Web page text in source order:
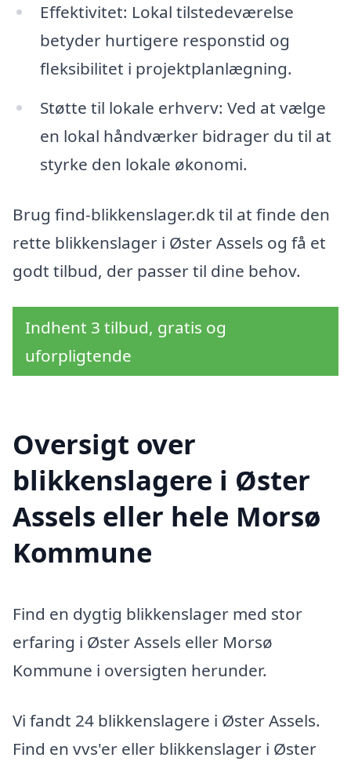
Effektivitet: Lokal tilstedeværelse
betyder hurtigere responstid og
fleksibilitet i projektplanlægning.
Støtte til lokale erhverv: Ved at vælge
en lokal håndværker bidrager du til at
styrke den lokale økonomi.
Brug find-blikkenslager.dk til at finde den
rette blikkenslager i Øster Assels og få et
godt tilbud, der passer til dine behov.
Indhent 3 tilbud, gratis og
uforpligtende
Oversigt over
blikkenslagere i Øster
Assels eller hele Morsø
Kommune
Find en dygtig blikkenslager med stor
erfaring i Øster Assels eller Morsø
Kommune i oversigten herunder.
Vi fandt 24 blikkenslagere i Øster Assels.
Find en vvs'er eller blikkenslager i Øster